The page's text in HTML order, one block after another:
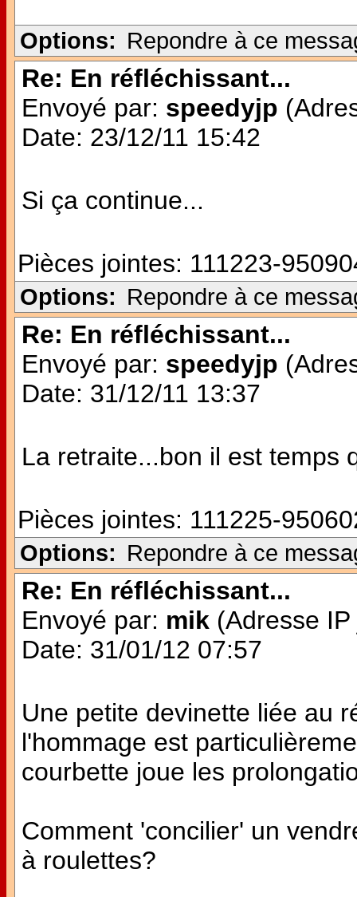
Options: Repondre à ce
Re: En réfléchissant...
Envoyé par: speedyjp
Date: 23/12/11 15:42
Si ça continue...
Pièces jointes: 111223-
Options: Repondre à ce
Re: En réfléchissant...
Envoyé par: speedyjp
Date: 31/12/11 13:37
La retraite...bon il est temps
Pièces jointes: 111225-
Options: Repondre à ce
Re: En réfléchissant...
Envoyé par: mik (Adresse
Date: 31/01/12 07:57
Une petite devinette liée au
l'hommage est
courbette joue les
Comment 'concilier' un
à roulettes?